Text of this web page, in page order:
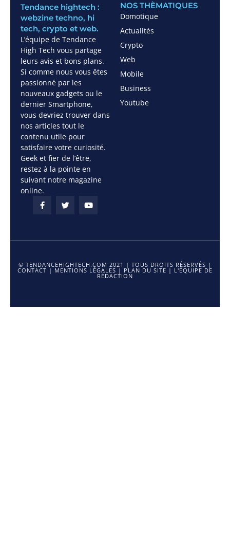
Tendance hightech :
webzine techno, hi
tech, crypto et web.
L’équipe de Tendance
High Tech vous partage
leurs avis et bons plans.
Si comme nous vous êtes
passionné par les
nouveaux gadgets ou le
dernier Smartphone,
vous devriez trouver dans
nos articles tout le
contenu utile pour
satisfaire votre curiosité.
Geek et fier de l’être,
restez à la pointe en
suivant notre magazine
online.
NOS THÈMATIQUES
Domotique
Actualités
Crypto
Web
Mobile
Business
Youtube
© TENDANCEHIGHTECH.COM 2021 | TOUS DROITS RÉSERVÉS |
CONTACT | MENTIONS LÉGALES | PLAN DU SITE | L'ÉQUIPE DE
RÉDACTION